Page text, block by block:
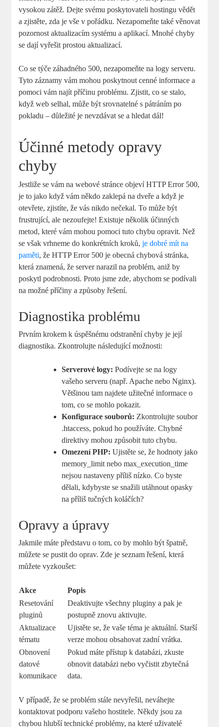
vysokou zátěž. Dejte svému poskytovateli hostingu vědět
a zjistěte, zda je vše v pořádku. Nezapomeňte také věnovat
pozornost aktualizacím systému a aplikací. Mnohé chyby
se dají vyřešit prostou aktualizací.
Co se týče záhadného 500, nezapomeňte na logy serveru.
Tyto záznamy vám mohou poskytnout cenné informace a
pomoci vám najít příčinu problému. Zjistit, co se stalo,
když web selhal, může být srovnatelné s pátráním po
pokladu – důležité je nevzdávat se a hledat dál!
Účinné metody opravy
chyby
Jestliže se vám na webové stránce objeví HTTP Error 500,
je to jako když vám někdo zaklepá na dveře a když je
otevřete, zjistíte, že vás nikdo nečekal. To může být
frustrující, ale nezoufejte! Existuje několik účinných
metod, které vám mohou pomoci tuto chybu opravit. Než
se však vrhneme do konkrétních kroků,je dobré mít na
paměti, že HTTP Error 500 je obecná chybová stránka,
která znamená, že server narazil na problém, aniž by
poskytl podrobnosti. Proto jsme zde, abychom se podívali
na možné příčiny a způsoby řešení.
Diagnostika problému
Prvním krokem k úspěšnému odstranění chyby je její
diagnostika. Zkontrolujte následující možnosti:
Serverové logy: Podívejte se na logy
vašeho serveru (např. Apache nebo Nginx).
Většinou tam najdete užitečné informace o
tom, co se mohlo pokazit.
Konfigurace souborů: Zkontrolujte soubor
.htaccess, pokud ho používáte. Chybné
direktivy mohou způsobit tuto chybu.
Omezení PHP: Ujistěte se, že hodnoty jako
memory_limit nebo max_execution_time
nejsou nastaveny příliš nízko. Co byste
dělali, kdybyste se snažili utáhnout opasky
na příliš tučných koláčích?
Opravy a úpravy
Jakmile máte představu o tom, co by mohlo být špatně,
můžete se pustit do oprav. Zde je seznam řešení, která
můžete vyzkoušet:
Akce
Popis
Resetování
pluginů
Deaktivujte všechny pluginy a pak je
postupně znovu aktivujte.
Aktualizace
tématu
Ujistěte se, že vaše téma je aktuální. Starší
verze mohou obsahovat zadní vrátka.
Obnovení
datové
komunikace
Pokud máte přístup k databázi, zkuste
obnovit databázi nebo vyčistit zbytečná
data.
V případě, že se problém stále nevyřešil, neváhejte
kontaktovat podporu vašeho hostitele. Někdy jsou za
chybou hlubší technické problémy, na které uživatelé